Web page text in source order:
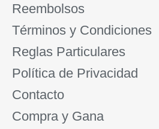
Reembolsos
Términos y Condiciones
Reglas Particulares
Política de Privacidad
Contacto
Compra y Gana